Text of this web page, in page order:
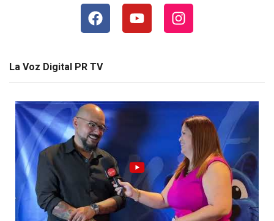
La Voz Digital PR TV